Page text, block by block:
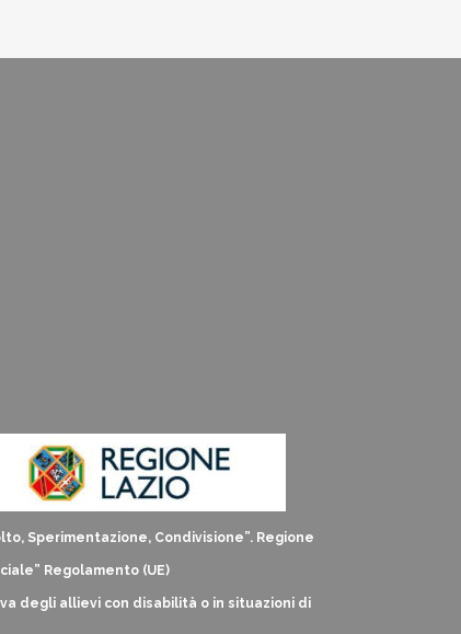
Sperimentazione, Condivisione”. Regione
Regolamento (UE)
degli allievi con disabilità o in situazioni di